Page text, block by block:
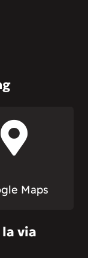
Maps
via